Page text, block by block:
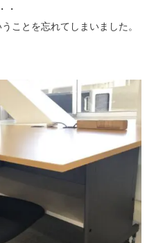
・
ことを忘れてしまいました。